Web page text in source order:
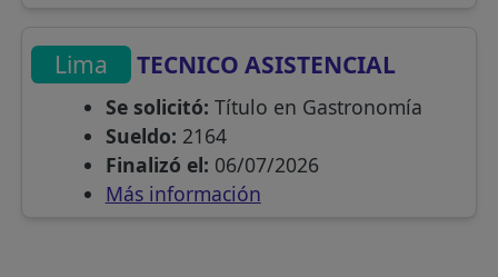
Lima TECNICO ASISTENCIAL
Se solicitó: Título en Gastronomía
Sueldo: 2164
Finalizó el: 06/07/2026
Más información